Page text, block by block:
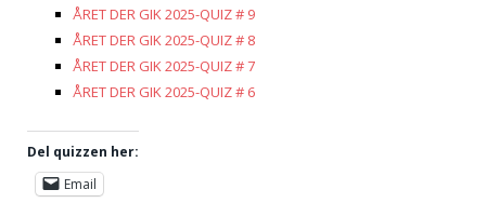
ÅRET DER GIK 2025-QUIZ # 9
ÅRET DER GIK 2025-QUIZ # 8
ÅRET DER GIK 2025-QUIZ # 7
ÅRET DER GIK 2025-QUIZ # 6
Del quizzen her:
Email